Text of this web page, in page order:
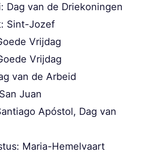
Dag van de Driekoningen
Sint-Jozef
Vrijdag
Vrijdag
van de Arbeid
Juan
Apóstol, Dag van
Maria-Hemelvaart